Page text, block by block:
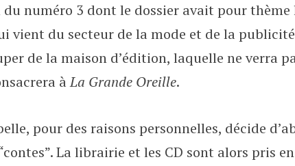
T
du numéro 3 dont le dossier avait pour
vient du secteur de la mode et de la
de la maison d’édition, laquelle ne verra
àLa Grande Oreille.
pour des raisons personnelles, décide
La librairie et les CD sont alors pris